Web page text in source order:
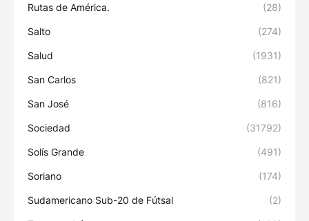
Rutas de América. (28)
Salto (274)
Salud (1931)
San Carlos (821)
San José (816)
Sociedad (31792)
Solís Grande (491)
Soriano (174)
Sudamericano Sub-20 de Fútsal (2)